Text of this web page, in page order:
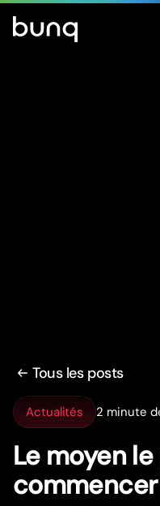
Tous les posts
Actualités 2 minute
Le moyen